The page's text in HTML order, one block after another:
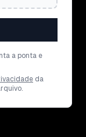
a ponta e
da